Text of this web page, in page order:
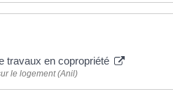
travaux en copropriété
le logement (Anil)